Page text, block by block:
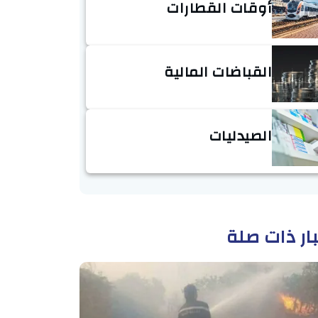
أوقات القطارات
القباضات المالية
الصيدليات
ذات صلة